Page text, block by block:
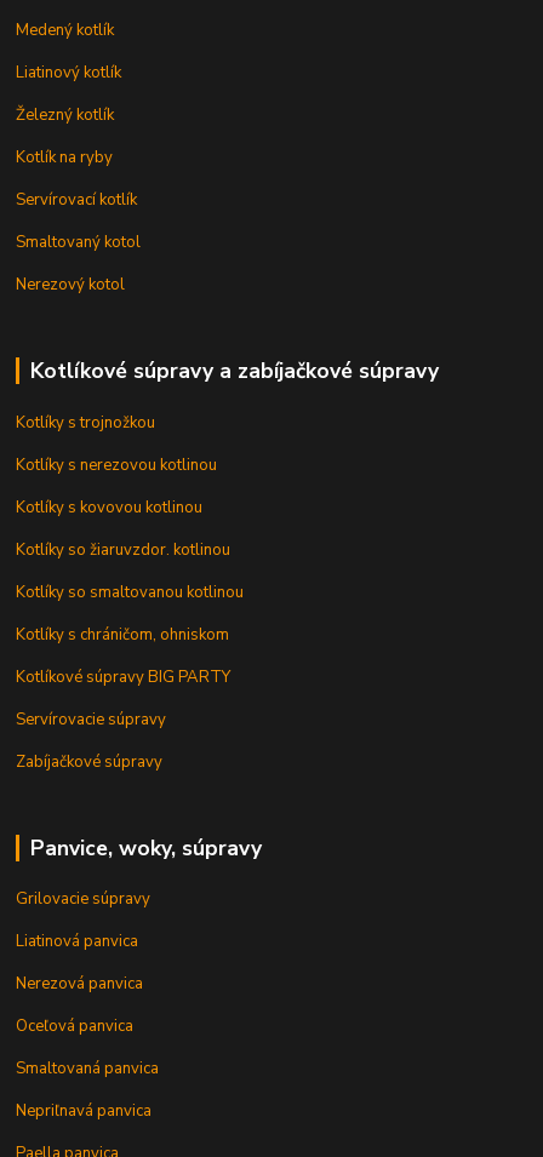
Medený kotlík
Liatinový kotlík
Železný kotlík
Kotlík na ryby
Servírovací kotlík
Smaltovaný kotol
Nerezový kotol
Kotlíkové súpravy a zabíjačkové súpravy
Kotlíky s trojnožkou
Kotlíky s nerezovou kotlinou
Kotlíky s kovovou kotlinou
Kotlíky so žiaruvzdor. kotlinou
Kotlíky so smaltovanou kotlinou
Kotlíky s chráničom, ohniskom
Kotlíkové súpravy BIG PARTY
Servírovacie súpravy
Zabíjačkové súpravy
Panvice, woky, súpravy
Grilovacie súpravy
Liatinová panvica
Nerezová panvica
Oceľová panvica
Smaltovaná panvica
Nepriľnavá panvica